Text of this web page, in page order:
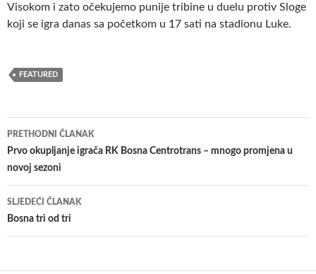
Visokom i zato očekujemo punije tribine u duelu protiv Sloge
koji se igra danas sa početkom u 17 sati na stadionu Luke.
FEATURED
Navigacija
članaka
PRETHODNI ČLANAK
Prvo okupljanje igrača RK Bosna Centrotrans – mnogo promjena u
novoj sezoni
SLJEDEĆI ČLANAK
Bosna tri od tri